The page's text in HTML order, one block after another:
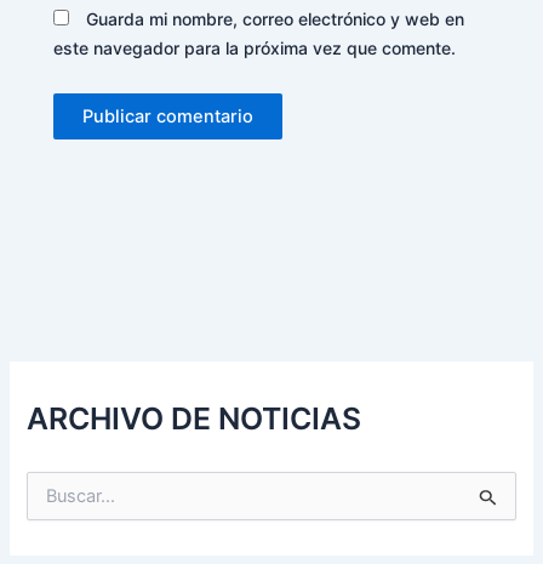
Guarda mi nombre, correo electrónico y web en
este navegador para la próxima vez que comente.
ARCHIVO DE NOTICIAS